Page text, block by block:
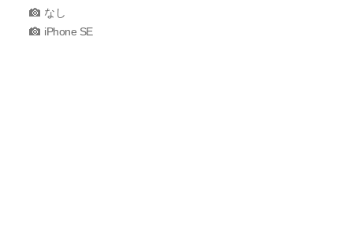
なし
iPhone SE